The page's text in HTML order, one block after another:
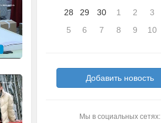
28
29 30 1 2 3
5
6 7 8 9 10
Добавить новость
Мы в социальных сетях: